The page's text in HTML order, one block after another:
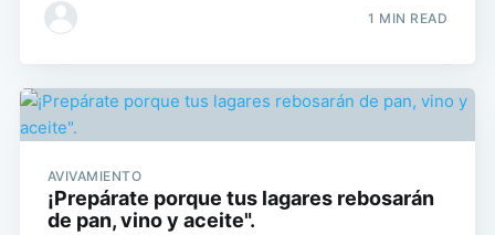
1 MIN READ
AVIVAMIENTO
¡Prepárate porque tus lagares rebosarán
de pan, vino y aceite".